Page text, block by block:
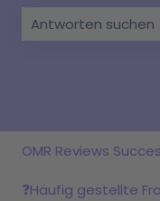
Es gibt keine
OMR Reviews
❓Häufig gestellte